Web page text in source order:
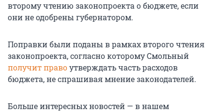
второму чтению законопроекта о бюджете, если
они не одобрены губернатором.
Поправки были поданы в рамках второго чтения
законопроекта, согласно которому Смольный
получит правоутверждать часть расходов
бюджета, не спрашивая мнение законодателей.
Больше интересных новостей — в нашем